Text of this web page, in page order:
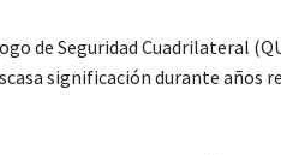
de Seguridad Cuadrilateral
significación durante años